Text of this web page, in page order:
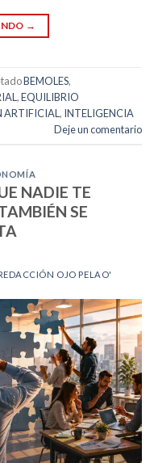
→
BEMOLES,
,EQUILIBRIO
ARTIFICIAL , INTELIGENCIA
Deje un comentario
NADIE TE
SE
OJO PELAO'